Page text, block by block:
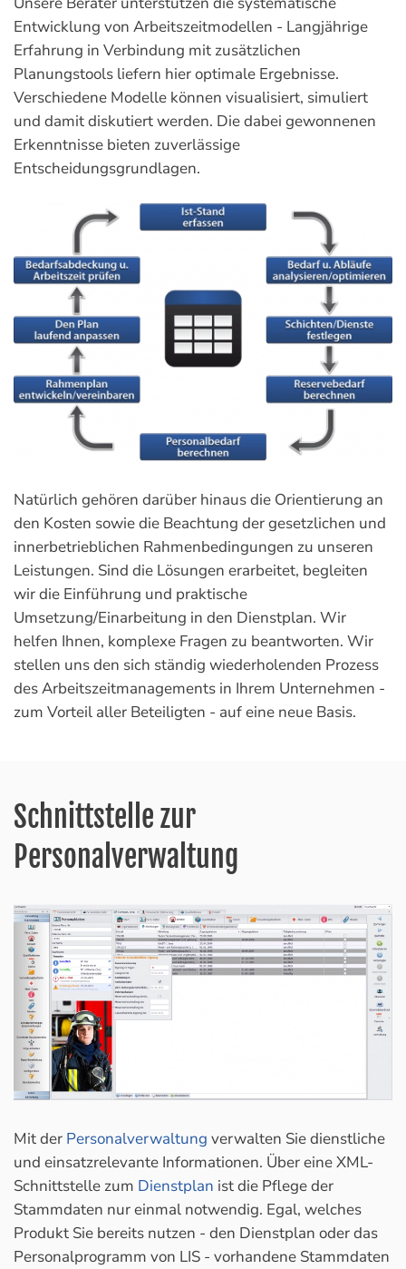
Entwicklung von Arbeitszeitmodellen - Langjährige
Erfahrung in Verbindung mit zusätzlichen
Planungstools liefern hier optimale Ergebnisse.
Verschiedene Modelle können visualisiert, simuliert
und damit diskutiert werden. Die dabei gewonnenen
Erkenntnisse bieten zuverlässige
Entscheidungsgrundlagen.
Natürlich gehören darüber hinaus die Orientierung an
den Kosten sowie die Beachtung der gesetzlichen und
innerbetrieblichen Rahmenbedingungen zu unseren
Leistungen. Sind die Lösungen erarbeitet, begleiten
wir die Einführung und praktische
Umsetzung/Einarbeitung in den Dienstplan. Wir
helfen Ihnen, komplexe Fragen zu beantworten. Wir
stellen uns den sich ständig wiederholenden Prozess
des Arbeitszeitmanagements in Ihrem Unternehmen -
zum Vorteil aller Beteiligten - auf eine neue Basis.
Schnittstelle zur
Personalverwaltung
Mit der Personalverwaltung verwalten Sie dienstliche
und einsatzrelevante Informationen. Über eine XML-
Schnittstelle zum Dienstplan ist die Pflege der
Stammdaten nur einmal notwendig. Egal, welches
Produkt Sie bereits nutzen - den Dienstplan oder das
Personalprogramm von LIS - vorhandene Stammdaten